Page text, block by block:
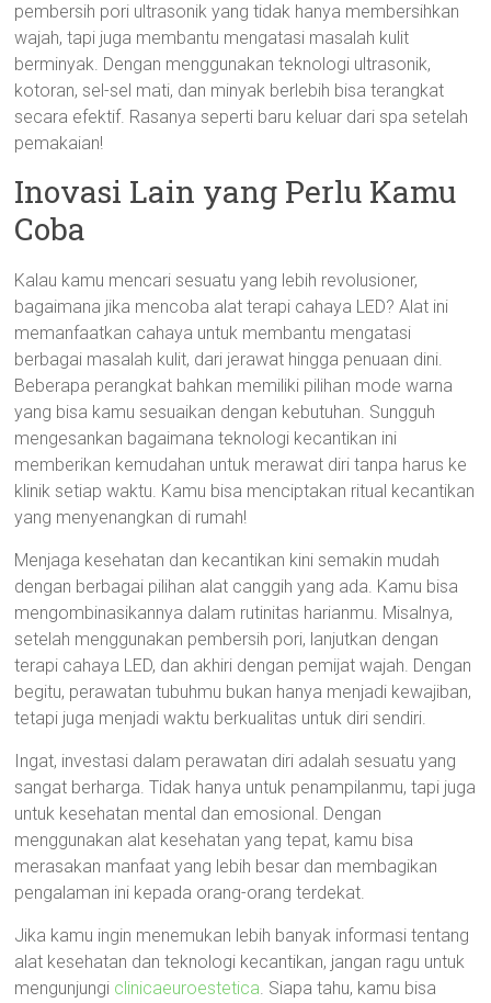
pembersih pori ultrasonik yang tidak hanya membersihkan
wajah, tapi juga membantu mengatasi masalah kulit
berminyak. Dengan menggunakan teknologi ultrasonik,
kotoran, sel-sel mati, dan minyak berlebih bisa terangkat
secara efektif. Rasanya seperti baru keluar dari spa setelah
pemakaian!
Inovasi Lain yang Perlu Kamu
Coba
Kalau kamu mencari sesuatu yang lebih revolusioner,
bagaimana jika mencoba alat terapi cahaya LED? Alat ini
memanfaatkan cahaya untuk membantu mengatasi
berbagai masalah kulit, dari jerawat hingga penuaan dini.
Beberapa perangkat bahkan memiliki pilihan mode warna
yang bisa kamu sesuaikan dengan kebutuhan. Sungguh
mengesankan bagaimana teknologi kecantikan ini
memberikan kemudahan untuk merawat diri tanpa harus ke
klinik setiap waktu. Kamu bisa menciptakan ritual kecantikan
yang menyenangkan di rumah!
Menjaga kesehatan dan kecantikan kini semakin mudah
dengan berbagai pilihan alat canggih yang ada. Kamu bisa
mengombinasikannya dalam rutinitas harianmu. Misalnya,
setelah menggunakan pembersih pori, lanjutkan dengan
terapi cahaya LED, dan akhiri dengan pemijat wajah. Dengan
begitu, perawatan tubuhmu bukan hanya menjadi kewajiban,
tetapi juga menjadi waktu berkualitas untuk diri sendiri.
Ingat, investasi dalam perawatan diri adalah sesuatu yang
sangat berharga. Tidak hanya untuk penampilanmu, tapi juga
untuk kesehatan mental dan emosional. Dengan
menggunakan alat kesehatan yang tepat, kamu bisa
merasakan manfaat yang lebih besar dan membagikan
pengalaman ini kepada orang-orang terdekat.
Jika kamu ingin menemukan lebih banyak informasi tentang
alat kesehatan dan teknologi kecantikan, jangan ragu untuk
mengunjungi clinicaeuroestetica. Siapa tahu, kamu bisa